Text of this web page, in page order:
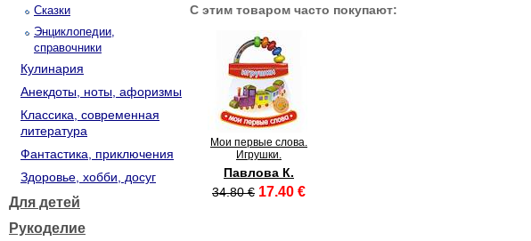
Сказки
Энциклопедии,
справочники
Кулинария
Анекдоты, ноты, афоризмы
Классика, современная
литература
Фантастика, приключения
Здоровье, хобби, досуг
Для детей
Рукоделие
С этим товаром часто покупают:
Мои первые слова.
Игрушки.
Павлова К.
34.80 € 17.40 €